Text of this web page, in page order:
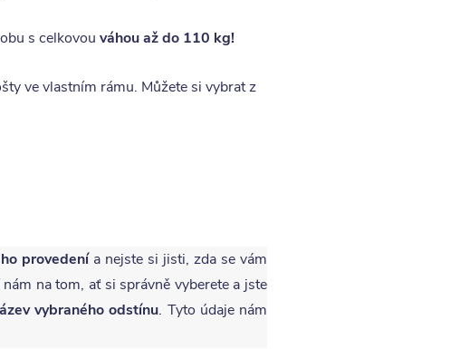
s celkovou váhou až do 110 kg!
ve vlastním rámu. Můžete si vybrat z
provedenía nejste si jisti, zda se vám
nám na tom, ať si správně vyberete a jste
vybraného odstínu. Tyto údaje nám